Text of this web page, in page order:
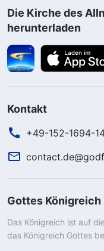
Die Kirche des
herunterladen
Kontakt
+49-152-1694-
Gottes
Das Königreich ist auf
das Königreich Gottes